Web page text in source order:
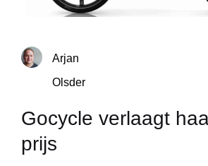
Arjan
Olsder
Gocycle verlaagt
prijs